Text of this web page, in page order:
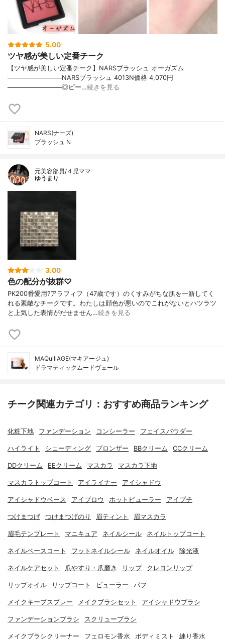
5.00
ツヤ感が美しい定番チーク
【ツヤ感が美しい定番チーク】NARSブラッシュ オーガズム
────────────NARSブラッシュ 4013N価格 4,070円
────────────◎ピー…続きを見る
NARS(ナーズ)
ブラッシュ N
元美容部員/４児ママ
ゆうまり
3.00
色の配分が抜群♡
PK200番愛用?アラフィフ（47歳です）のくすみがちな肌を一新してく
れる素敵なチークです。わたしは顔色が悪いのでこれがないとハツラツ
と上気した表情がだせません…続きを見る
MAQuillAGE(マキアージュ)
ドラマティックムードヴェール
チーク関連カテゴリ：おすすめ商品ランキング
化粧下地 ファンデーション コンシーラー フェイスパウダー
ハイライト シェーディング ブロンザー BBクリーム CCクリーム
DDクリーム EEクリーム マスカラ マスカラ下地
マスカラトップコート アイライナー アイシャドウ
アイシャドウベース アイブロウ ホットビューラー アイプチ
つけまつげ つけまつげのり 眉ティント 眉マスカラ
眉毛テンプレート マニキュア ネイルシール ネイルトップコート
ネイルベースコート フットネイルシール ネイルオイル 除光液
ネイルケアセット 爪やすり・爪磨き リップ クレヨンリップ
リップオイル リップコート ビューラー パフ
メイクキープスプレー メイクブラシセット アイシャドウブラシ
ファンデーションブラシ スクリューブラシ
メイクブラシクリーナー フェロモン香水 ボディミスト 練り香水